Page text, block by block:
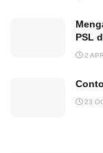
PSL
2
23